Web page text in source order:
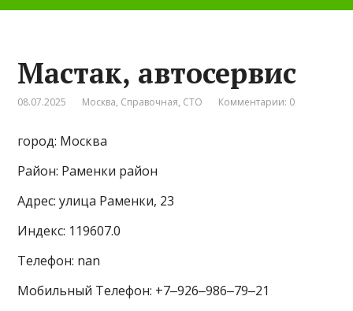
Мастак, автосервис
08.07.2025 Москва, Справочная, СТО Комментарии: 0
город: Москва
Район: Раменки район
Адрес: улица Раменки, 23
Индекс: 119607.0
Телефон: nan
Мобильный Телефон: +7‒926‒986‒79‒21